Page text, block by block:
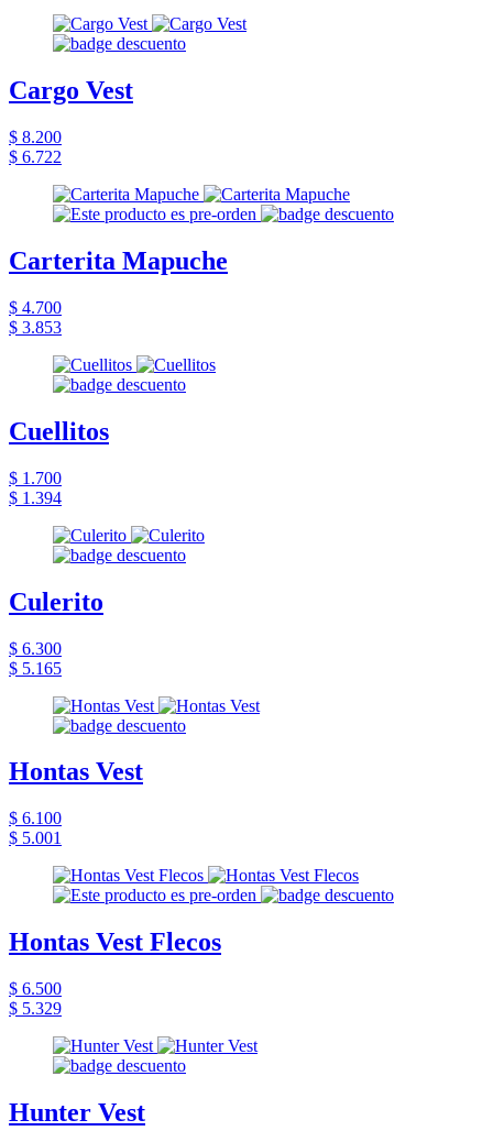
Cargo Vest
$ 8.200
$ 6.722
Carterita Mapuche
$ 4.700
$ 3.853
Cuellitos
$ 1.700
$ 1.394
Culerito
$ 6.300
$ 5.165
Hontas Vest
$ 6.100
$ 5.001
Hontas Vest Flecos
$ 6.500
$ 5.329
Hunter Vest